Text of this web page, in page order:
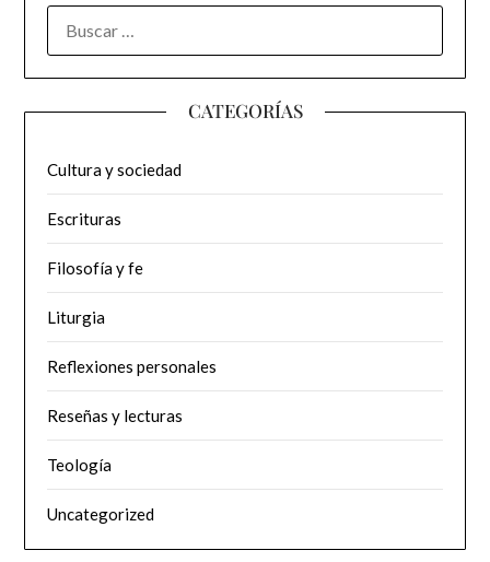
CATEGORÍAS
Cultura y sociedad
Escrituras
Filosofía y fe
Liturgia
Reflexiones personales
Reseñas y lecturas
Teología
Uncategorized